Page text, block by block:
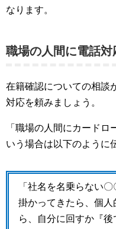
なります。
職場の人間に電話対
在籍確認についての相談
対応を頼みましょう。
「職場の人間にカード
いう場合は以下のように
「社名を名乗らない
掛かってきたら、個
ら、自分に回すか『